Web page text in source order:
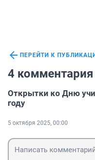
ПЕРЕЙТИ К
4
Открытки ко Дню
году
5 октября 2025, 00:00